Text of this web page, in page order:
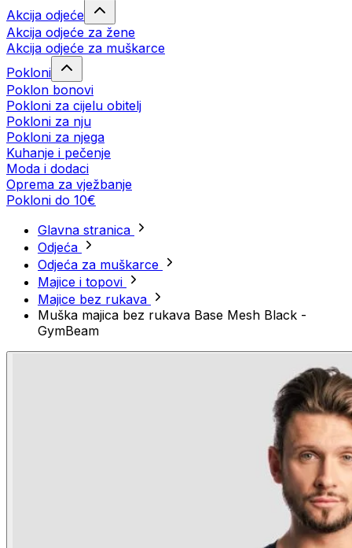
Akcija odjeće
Akcija odjeće za žene
Akcija odjeće za muškarce
Pokloni
Poklon bonovi
Pokloni za cijelu obitelj
Pokloni za nju
Pokloni za njega
Kuhanje i pečenje
Moda i dodaci
Oprema za vježbanje
Pokloni do 10€
Glavna stranica
Odjeća
Odjeća za muškarce
Majice i topovi
Majice bez rukava
Muška majica bez rukava Base Mesh Black -
GymBeam